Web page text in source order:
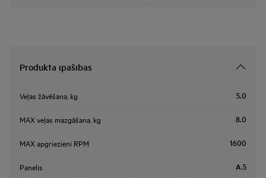
Produkta īpašības
Veļas žāvēšana, kg 5.0
MAX veļas mazgāšana, kg 8.0
MAX apgriezieni RPM 1600
Panelis A.5